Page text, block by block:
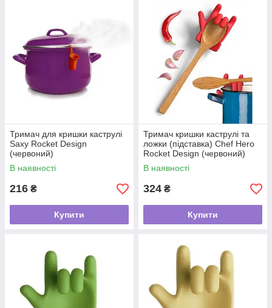
Тримач для кришки каструлі
Saxy Rocket Design
(червоний)
В наявності
216 ₴
Купити
Тримач кришки каструлі та
ложки (підставка) Chef Hero
Rocket Design (червоний)
В наявності
324 ₴
Купити